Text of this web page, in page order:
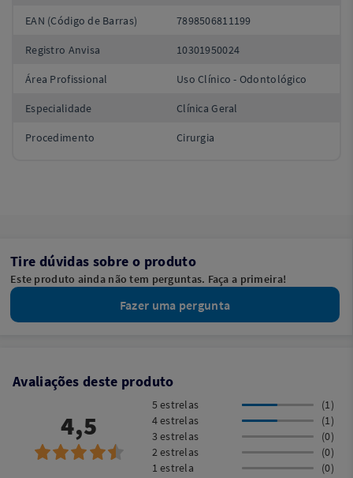
EAN (Código de Barras) 7898506811199
Registro Anvisa 10301950024
Área Profissional Uso Clínico - Odontológico
Especialidade Clínica Geral
Procedimento Cirurgia
Tire dúvidas sobre o produto
Este produto ainda não tem perguntas. Faça a primeira!
Fazer uma pergunta
Avaliações deste produto
4,5
5 estrelas
(1)
4 estrelas
(1)
3 estrelas
(0)
2 estrelas
(0)
1 estrela
(0)